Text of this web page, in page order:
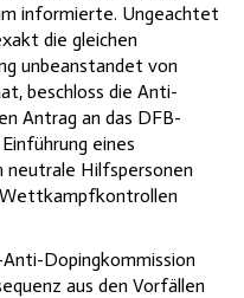
informierte. Ungeachtet
die gleichen
unbeanstandet von
beschloss die Anti-
Antrag an das DFB-
eines
neutrale Hilfspersonen
Dopingkommission
aus den Vorfällen